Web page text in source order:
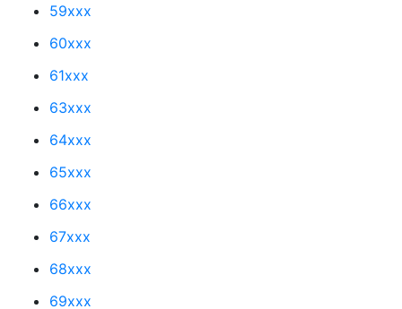
59xxx
60xxx
61xxx
63xxx
64xxx
65xxx
66xxx
67xxx
68xxx
69xxx